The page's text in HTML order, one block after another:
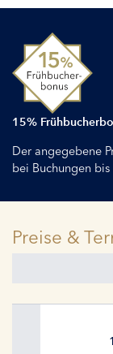
15%
Der angegebene
bei Buchungen bis
Preise &